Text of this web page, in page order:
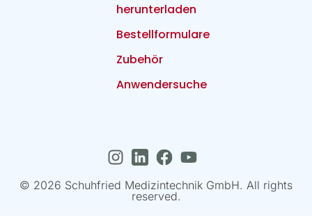
herunterladen
Bestellformulare
Zubehör
Anwendersuche
© 2026 Schuhfried Medizintechnik GmbH. All rights
reserved.